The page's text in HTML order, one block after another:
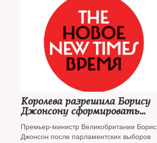
Королева разрешила Борису
Джонсону сформировать
правительство
Премьер-министр Великобритании Борис
Джонсон после парламентских выборов